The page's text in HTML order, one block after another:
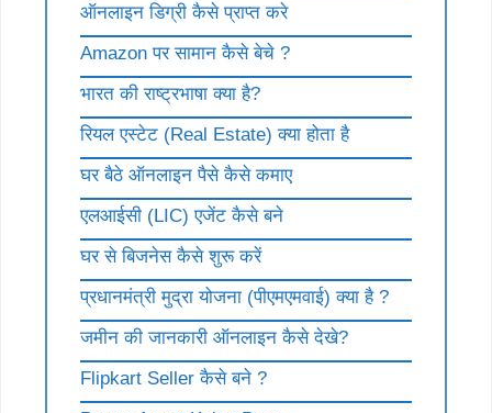
ऑनलाइन डिग्री कैसे प्राप्त करे
Amazon पर सामान कैसे बेचे ?
भारत की राष्ट्रभाषा क्या है?
रियल एस्टेट (Real Estate) क्या होता है
घर बैठे ऑनलाइन पैसे कैसे कमाए
एलआईसी (LIC) एजेंट कैसे बने
घर से बिजनेस कैसे शुरू करें
प्रधानमंत्री मुद्रा योजना (पीएमएमवाई) क्या है ?
जमीन की जानकारी ऑनलाइन कैसे देखे?
Flipkart Seller कैसे बने ?